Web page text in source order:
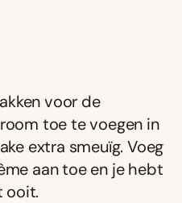
voor de
toe te voegen in
extra smeuïg. Voeg
aan toe en je hebt
ooit.